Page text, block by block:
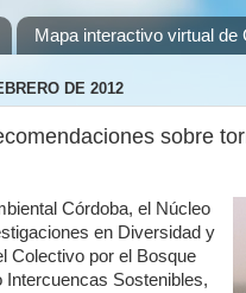
Mapa interactivo virtual de
DE 2012
sobre
Córdoba, el Núcleo
en Diversidad y
Colectivo por el Bosque
Intercuencas Sostenibles,